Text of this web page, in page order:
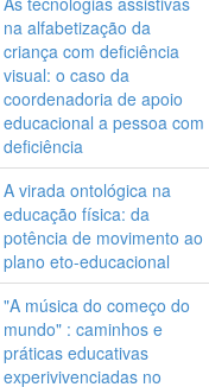
na alfabetização da
criança com deficiência
visual: o caso da
coordenadoria de apoio
educacional a pessoa com
deficiência
A virada ontológica na
educação física: da
potência de movimento ao
plano eto-educacional
"A música do começo do
mundo" : caminhos e
práticas educativas
experivivenciadas no